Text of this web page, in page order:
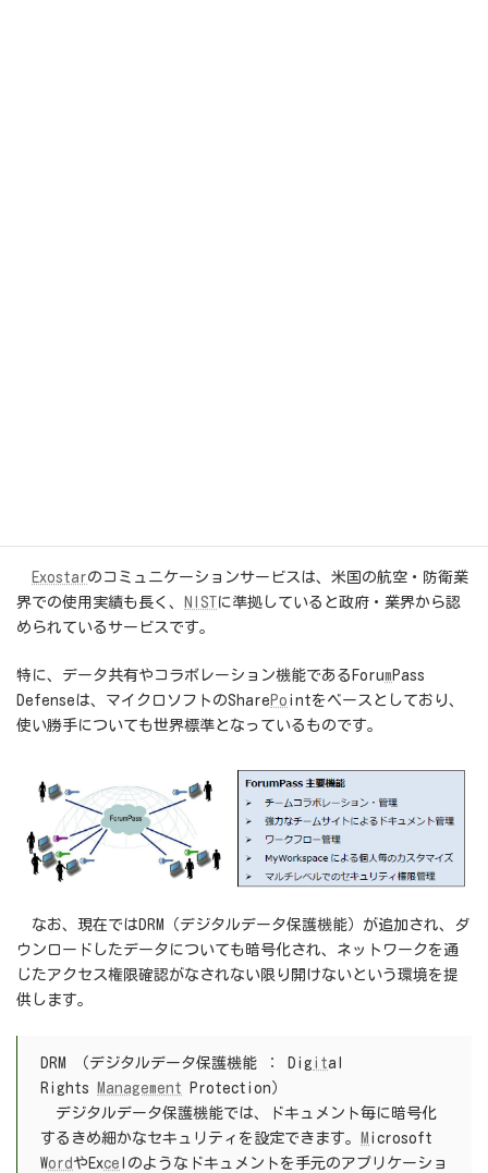
Exostarのコミュニケーションサービスは、米国の航空・防衛業
界での使用実績も長く、
NIST に準拠していると政府・業界から認
められているサービスです。
特に、データ共有やコラボレーション機能であるForum Pass
Defenseは、マイクロソフトのShare Po intをベースとしており、
使い勝手についても世界標準となっているものです。
なお、現在ではDRM（デジタルデータ保護機能）が追加され、ダ
ウンロードしたデータについても暗号化され、ネットワークを通
じたアクセス権限確認がなされない限り開けないという環境を提
供します。
DRM （デジタルデータ保護機能 ： Dig ital
Rights
Management Protection）
デジタルデータ保護機能では、ドキュメント毎に暗号化
するきめ細かなセキュリティを設定できます。
M icrosoft
Word やExce lのようなドキュメントを手元のアプリケーショ